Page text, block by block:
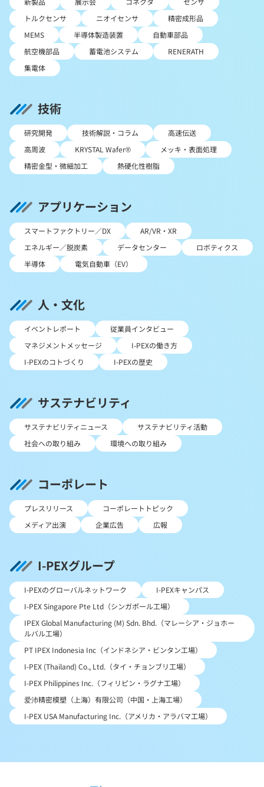
トルクセンサ
ニオイセンサ
精密成形品
MEMS
半導体製造装置
自動車部品
航空機部品
蓄電池システム
RENERATH
集電体
技術
研究開発 技術解説・コラム
高速伝送
高周波
KRYSTAL Wafer®
メッキ・表面処理
精密金型・微細加工
熱硬化性樹脂
アプリケーション
スマートファクトリー／DX
AR/VR・XR
エネルギー／脱炭素
データセンター
ロボティクス
半導体
電気自動車（EV）
人・文化
イベントレポート
従業員インタビュー
マネジメントメッセージ
I-PEXの働き方
I-PEXのコトづくり
I-PEXの歴史
サステナビリティ
サステナビリティニュース
サステナビリティ活動
社会への取り組み
環境への取り組み
コーポレート
プレスリリース
コーポレートトピック
メディア出演
企業広告 広報
I-PEXグループ
I-PEXのグローバルネットワーク
I-PEXキャンパス
I-PEX Singapore Pte Ltd（シンガポール工場）
IPEX Global Manufacturing (M) Sdn. Bhd.（マレーシア・ジョホー
ルバル工場）
PT IPEX Indonesia Inc（インドネシア・ビンタン工場）
I-PEX (Thailand) Co., Ltd.（タイ・チョンブリ工場）
I-PEX Philippines Inc.（フィリピン・ラグナ工場）
爱沛精密模塑（上海）有限公司（中国・上海工場）
I-PEX USA Manufacturing Inc.（アメリカ・アラバマ工場）